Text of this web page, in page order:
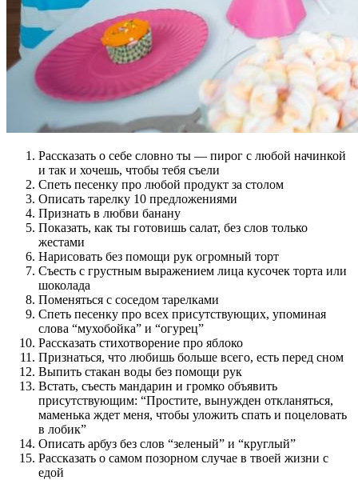
Рассказать о себе словно ты — пирог с любой начинкой
и так и хочешь, чтобы тебя съели
Спеть песенку про любой продукт за столом
Описать тарелку 10 предложениями
Признать в любви банану
Показать, как ты готовишь салат, без слов только
жестами
Нарисовать без помощи рук огромный торт
Съесть с грустным выражением лица кусочек торта или
шоколада
Поменяться с соседом тарелками
Спеть песенку про всех присутствующих, упоминая
слова “мухобойка” и “огурец”
Рассказать стихотворение про яблоко
Признаться, что любишь больше всего, есть перед сном
Выпить стакан воды без помощи рук
Встать, съесть мандарин и громко объявить
присутствующим: “Простите, вынужден откланяться,
маменька ждет меня, чтобы уложить спать и поцеловать
в лобик”
Описать арбуз без слов “зеленый” и “круглый”
Рассказать о самом позорном случае в твоей жизни с
едой